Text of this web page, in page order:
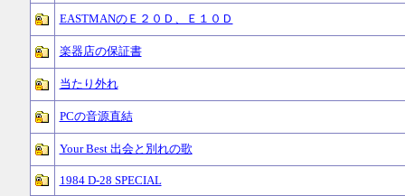
EASTMANのＥ２０Ｄ、Ｅ１０Ｄ
楽器店の保証書
当たり外れ
PCの音源直結
Your Best 出会と別れの歌
1984 D-28 SPECIAL